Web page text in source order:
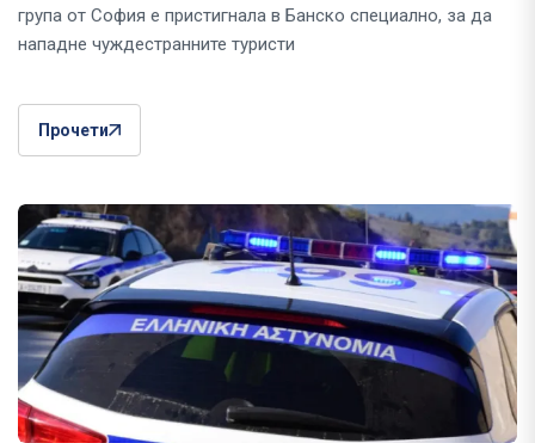
група от София е пристигнала в Банско специално, за да
нападне чуждестранните туристи
Прочети